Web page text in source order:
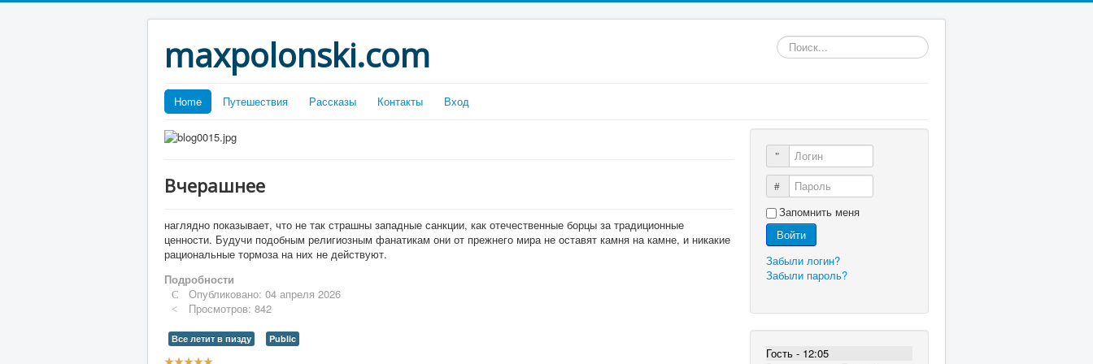
maxpolonski.com Искать...
Home Путешествия Рассказы Контакты Вход
Вчерашнее
наглядно показывает, что не так страшны западные санкции, как отечественные борцы за традиционные
ценности. Будучи подобным религиозным фанатикам они от прежнего мира не оставят камня на камне, и никакие
рациональные тормоза на них не действуют.
Подробности
Опубликовано: 04 апреля 2026
Просмотров: 842
Все летит в пизду Public
Рейтинг:
Логин
Пароль
Запомнить меня
Войти
Забыли логин?
Забыли пароль?
Гость - 12:05